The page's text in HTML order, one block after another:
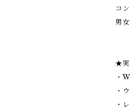
コ
男
★実
・
・
・